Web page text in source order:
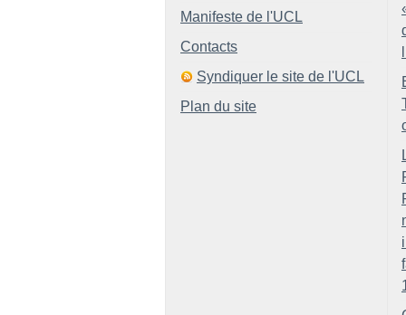
Manifeste de l'UCL
Contacts
Syndiquer le site de l'UCL
Plan du site